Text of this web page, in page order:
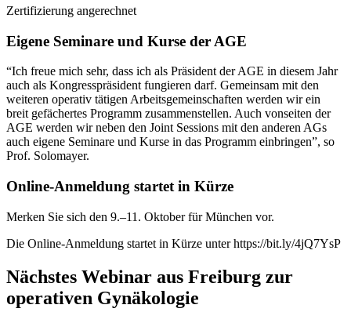
Zertifizierung angerechnet
Eigene Seminare und Kurse der AGE
“Ich freue mich sehr, dass ich als Präsident der AGE in diesem Jahr
auch als Kongresspräsident fungieren darf. Gemeinsam mit den
weiteren operativ tätigen Arbeitsgemeinschaften werden wir ein
breit gefächertes Programm zusammenstellen. Auch vonseiten der
AGE werden wir neben den Joint Sessions mit den anderen AGs
auch eigene Seminare und Kurse in das Programm einbringen”, so
Prof. Solomayer.
Online-Anmeldung startet in Kürze
Merken Sie sich den 9.–11. Oktober für München vor.
Die Online-Anmeldung startet in Kürze unter https://bit.ly/4jQ7YsP
Nächstes Webinar aus Freiburg zur
operativen Gynäkologie